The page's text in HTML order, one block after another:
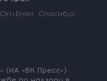
Спасибо!
(ИА «ВК Пресс»)